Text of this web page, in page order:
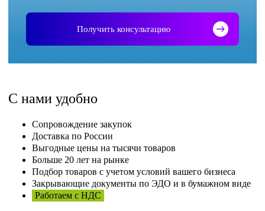
Получить консультацию
С нами удобно
Сопровождение закупок
Доставка по России
Выгодные цены на тысячи товаров
Больше 20 лет на рынке
Подбор товаров с учетом условий вашего бизнеса
Закрывающие документы по ЭДО и в бумажном виде
Работаем с НДС